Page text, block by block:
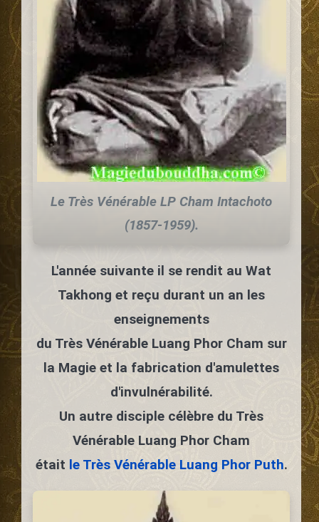
Le Très Vénérable LP Cham Intachoto
(1857-1959).
L'année suivante il se rendit au Wat
Takhong et reçu durant un an les
enseignements
du Très Vénérable Luang Phor Cham sur
la Magie et la fabrication d'amulettes
d'invulnérabilité.
Un autre disciple célèbre du Très
Vénérable Luang Phor Cham
était le Très Vénérable Luang Phor Puth.